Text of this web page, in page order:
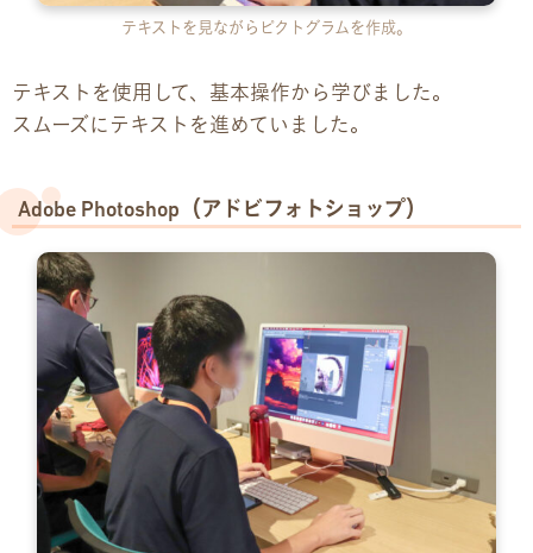
採用情報
テキストを見ながらピクトグラムを作成。
テキストを使用して、基本操作から学びました。
スムーズにテキストを進めていました。
Adobe Photoshop（アドビフォトショップ）